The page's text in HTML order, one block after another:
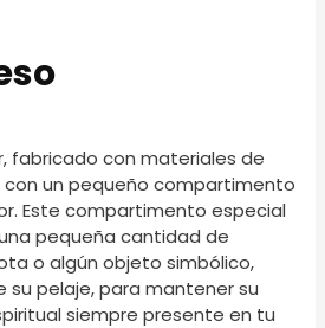
fabricado con materiales de
un pequeño compartimento
Este compartimento especial
pequeña cantidad de
o algún objeto simbólico,
su pelaje, para mantener su
siempre presente en tu